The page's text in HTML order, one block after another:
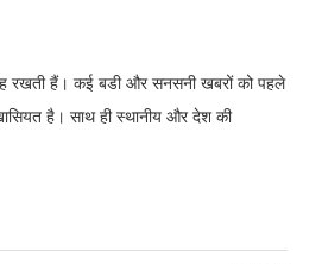
रखती हैं। कई बडी और सनसनी खबरों को पहले
है। साथ ही स्थानीय और देश की